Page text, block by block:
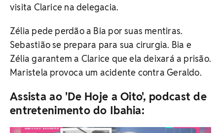
visita Clarice na delegacia.
Zélia pede perdão a Bia por suas mentiras.
Sebastião se prepara para sua cirurgia. Bia e
Zélia garantem a Clarice que ela deixará a prisão.
Maristela provoca um acidente contra Geraldo.
Assista ao 'De Hoje a Oito', podcast de
entretenimento do Ibahia: